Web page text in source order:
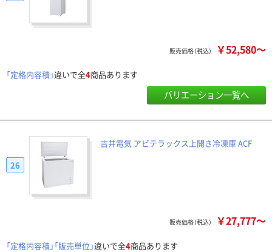
販売価格（税込） ￥52,580～
「定格内容積」違いで全4商品あります
バリエーション一覧へ
吉井電気 アビテラックス上開き冷凍庫 ACF
26
販売価格（税込） ￥27,777～
「定格内容積」「販売単位」違いで全4商品あります